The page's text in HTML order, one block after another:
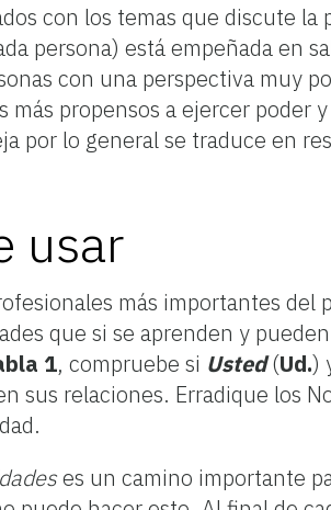
con los temas que discute
persona) está empeñada en
con una perspectiva muy
propensos a ejercer
por lo general se traduce en
usar
más importantes
que si se aprenden y
1, compruebe si Usted(Ud.)
sus relaciones. Erradique los
es un camino importante